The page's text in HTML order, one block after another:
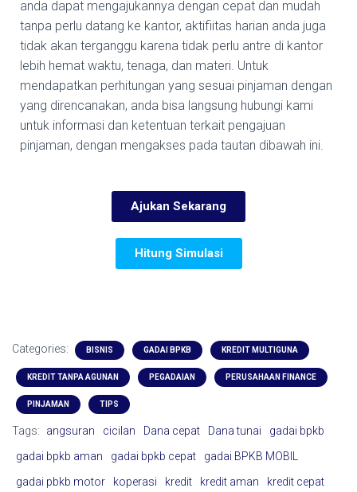
anda dapat mengajukannya dengan cepat dan mudah
tanpa perlu datang ke kantor, aktifiitas harian anda juga
tidak akan terganggu karena tidak perlu antre di kantor
lebih hemat waktu, tenaga, dan materi. Untuk
mendapatkan perhitungan yang sesuai pinjaman dengan
yang direncanakan, anda bisa langsung hubungi kami
untuk informasi dan ketentuan terkait pengajuan
pinjaman, dengan mengakses pada tautan dibawah ini.
Ajukan Sekarang
Hitung Simulasi
Categories: BISNIS GADAI BPKB KREDIT MULTIGUNA
KREDIT TANPA AGUNAN PEGADAIAN PERUSAHAAN FINANCE
PINJAMAN TIPS
Tags: angsuran cicilan Dana cepat Dana tunai
gadai bpkb
gadai bpkb aman
gadai bpkb cepat
gadai BPKB MOBIL
gadai pbkb motor
koperasi kredit kredit aman
kredit cepat